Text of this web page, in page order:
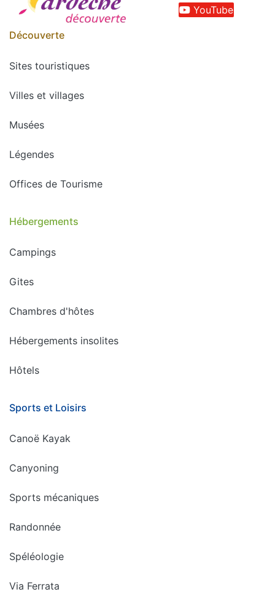
YouTube
Découverte
Sites touristiques
Villes et villages
Musées
Légendes
Offices de Tourisme
Hébergements
Campings
Gites
Chambres d'hôtes
Hébergements insolites
Hôtels
Sports et Loisirs
Canoë Kayak
Canyoning
Sports mécaniques
Randonnée
Spéléologie
Via Ferrata